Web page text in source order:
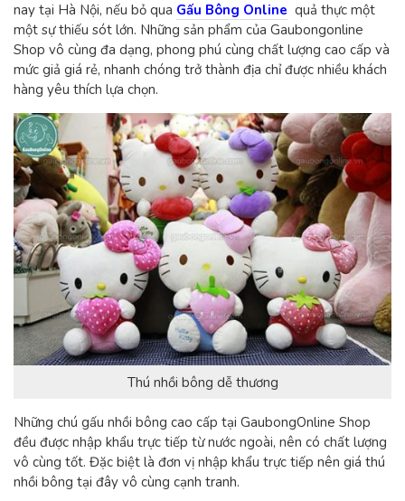
nay tại Hà Nội, nếu bỏ qua Gấu Bông Online quả thực một
một sự thiếu sót lớn. Những sản phẩm của Gaubongonline
Shop vô cùng đa dạng, phong phú cùng chất lượng cao cấp và
mức giả giá rẻ, nhanh chóng trở thành địa chỉ được nhiều khách
hàng yêu thích lựa chọn.
Thú nhồi bông dễ thương
Những chú gấu nhồi bông cao cấp tại GaubongOnline Shop
đều được nhập khẩu trực tiếp từ nước ngoài, nên có chất lượng
vô cùng tốt. Đặc biệt là đơn vị nhập khẩu trực tiếp nên giá thú
nhồi bông tại đây vô cùng cạnh tranh.